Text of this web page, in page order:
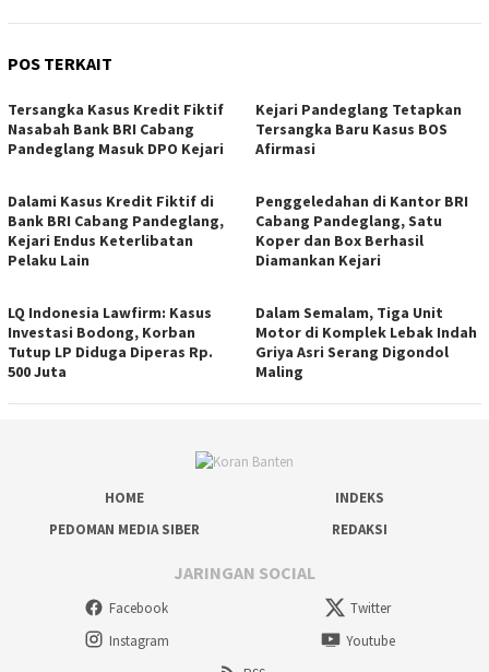
POS TERKAIT
Tersangka Kasus Kredit Fiktif
Nasabah Bank BRI Cabang
Pandeglang Masuk DPO Kejari
Kejari Pandeglang Tetapkan
Tersangka Baru Kasus BOS
Afirmasi
Dalami Kasus Kredit Fiktif di
Bank BRI Cabang Pandeglang,
Kejari Endus Keterlibatan
Pelaku Lain
Penggeledahan di Kantor BRI
Cabang Pandeglang, Satu
Koper dan Box Berhasil
Diamankan Kejari
LQ Indonesia Lawfirm: Kasus
Investasi Bodong, Korban
Tutup LP Diduga Diperas Rp.
500 Juta
Dalam Semalam, Tiga Unit
Motor di Komplek Lebak Indah
Griya Asri Serang Digondol
Maling
HOME
INDEKS
PEDOMAN MEDIA SIBER
REDAKSI
JARINGAN SOCIAL
Facebook
Twitter
Instagram
Youtube